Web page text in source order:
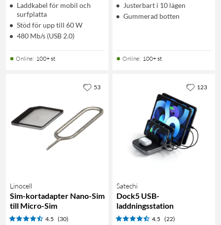
Laddkabel för mobil och
surfplatta
Stöd för upp till 60 W
480 Mb/s (USB 2.0)
Online: 100+ st
Justerbart i 10 lägen
Gummerad botten
Online: 100+ st
Linocell
Sim-kortadapter Nano-Sim
till Micro-Sim
4.5 (30)
53
Satechi
Dock5 USB-
laddningsstation
4.5 (22)
123